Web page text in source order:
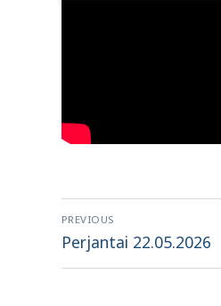
Artikkelien
selaus
PREVIOUS
Previous
Perjantai 22.05.2026